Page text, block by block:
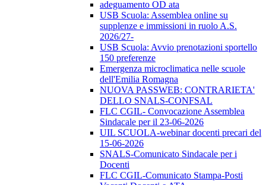
adeguamento OD ata
USB Scuola: Assemblea online su
supplenze e immissioni in ruolo A.S.
2026/27-
USB Scuola: Avvio prenotazioni sportello
150 preferenze
Emergenza microclimatica nelle scuole
dell'Emilia Romagna
NUOVA PASSWEB: CONTRARIETA'
DELLO SNALS-CONFSAL
FLC CGIL- Convocazione Assemblea
Sindacale per il 23-06-2026
UIL SCUOLA-webinar docenti precari del
15-06-2026
SNALS-Comunicato Sindacale per i
Docenti
FLC CGIL-Comunicato Stampa-Posti